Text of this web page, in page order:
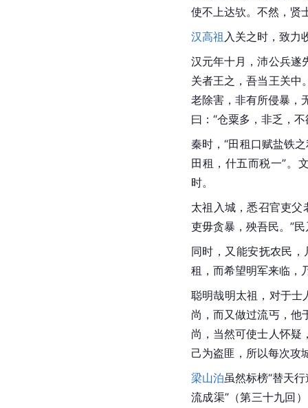
使不上达欤。不然，贤
汉高祖 入关之时，致力
汉元年十月，沛公兵遂
关者王之，吾当王关中
老除害，非有所侵暴，
曰：“仓粟多，非乏，
秦时，“田租口赋盐铁
田租，什五而税一”。
时。
太祖入城，悉召官吏父
吏毋贪暴，殃吾民。”
同时，又能安抚农民
租，而希望明军来临，
聪明哉明太祖，对于士
尚，而又做过流丐，他
尚，当然可使士人怀疑
己为盗匪，所以每次攻
梁山泊虽然标榜“替天
流成渠”（第三十九回